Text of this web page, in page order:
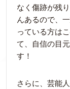
なく傷跡が残
んあるので、
っている方は
て、自信の目
す！
さらに、芸能